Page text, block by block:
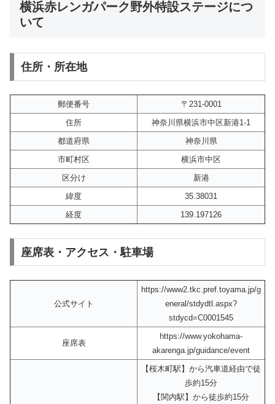
横浜赤レンガパーク野外特設ステージにつ
いて
住所・所在地
郵便番号
〒231-0001
住所
神奈川県横浜市中区新港1-1
都道府県
神奈川県
市町村区
横浜市中区
区分け
新港
緯度
35.38031
経度
139.197126
座席表・アクセス・駐車場
公式サイト
https://www2.tkc.pref.toyama.jp/g
eneral/stdydtl.aspx?
stdycd=C0001545
座席表
https://www.yokohama-
akarenga.jp/guidance/event
【桜木町駅】から汽車道経由で徒
歩約15分
【関内駅】から徒歩約15分